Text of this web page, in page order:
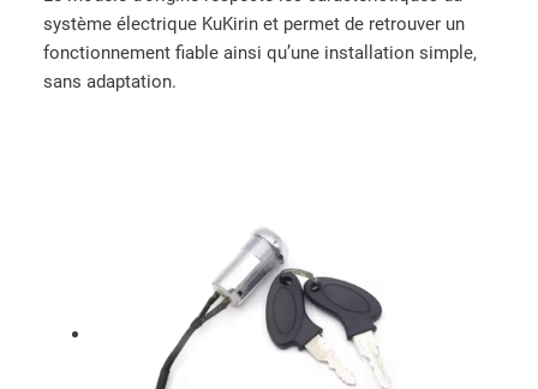
système électrique KuKirin et permet de retrouver un
fonctionnement fiable ainsi qu’une installation simple,
sans adaptation.